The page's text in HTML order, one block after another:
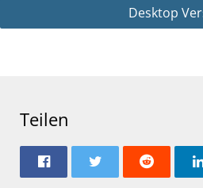
Desktop
Teilen